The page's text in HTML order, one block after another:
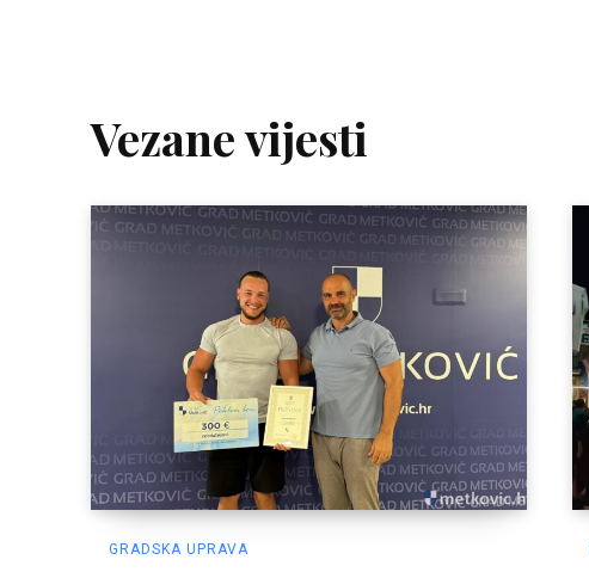
Vezane vijesti
GRADSKA UPRAVA